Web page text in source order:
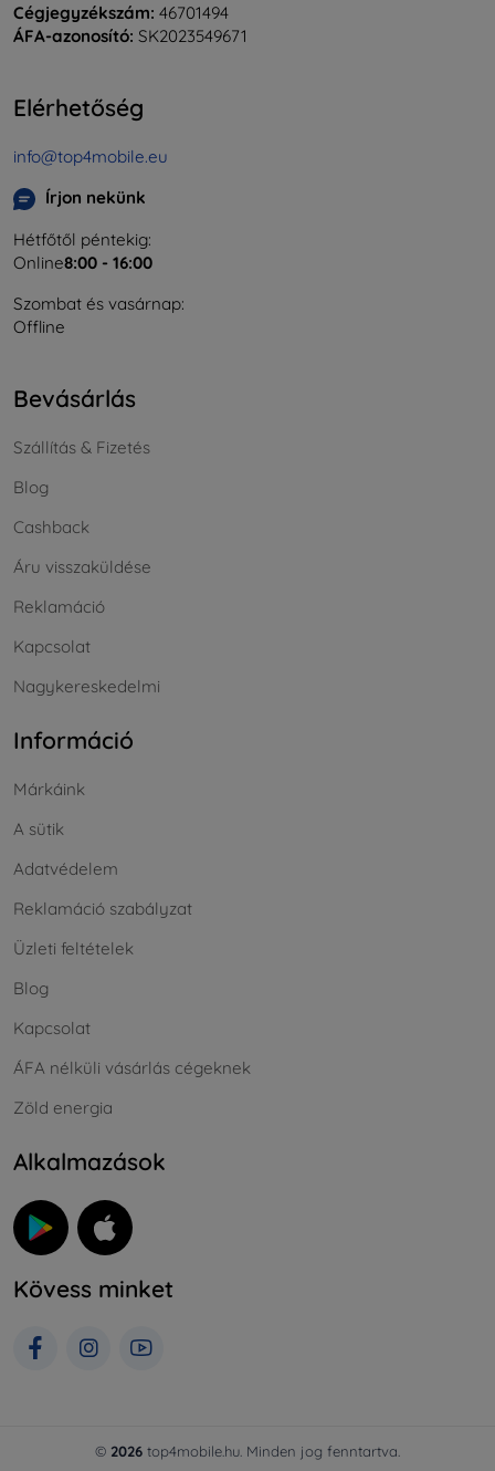
Cégjegyzékszám: 46701494
ÁFA-azonosító: SK2023549671
Elérhetőség
info@top4mobile.eu
Írjon nekünk
Hétfőtől péntekig:
Online8:00 - 16:00
Szombat és vasárnap:
Offline
Bevásárlás
Szállítás & Fizetés
Blog
Cashback
Áru visszaküldése
Reklamáció
Kapcsolat
Nagykereskedelmi
Információ
Márkáink
A sütik
Adatvédelem
Reklamáció szabályzat
Üzleti feltételek
Blog
Kapcsolat
ÁFA nélküli vásárlás cégeknek
Zöld energia
Alkalmazások
Kövess minket
© 2026 top4mobile.hu. Minden jog fenntartva.